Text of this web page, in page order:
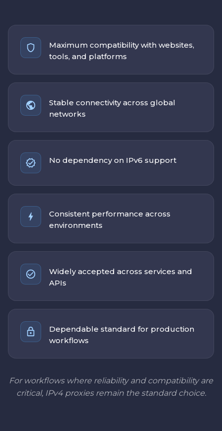
Maximum compatibility with websites,
tools, and platforms
Stable connectivity across global
networks
No dependency on IPv6 support
Consistent performance across
environments
Widely accepted across services and
APIs
Dependable standard for production
workflows
For workflows where reliability and compatibility are
critical, IPv4 proxies remain the standard choice.